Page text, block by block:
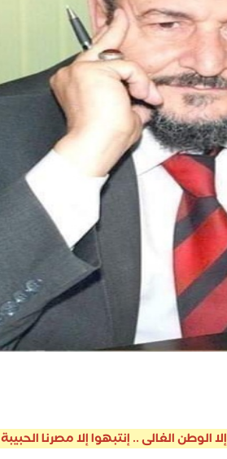
الغالى .. إنتبهوا إلا مصرنا الحبيبة